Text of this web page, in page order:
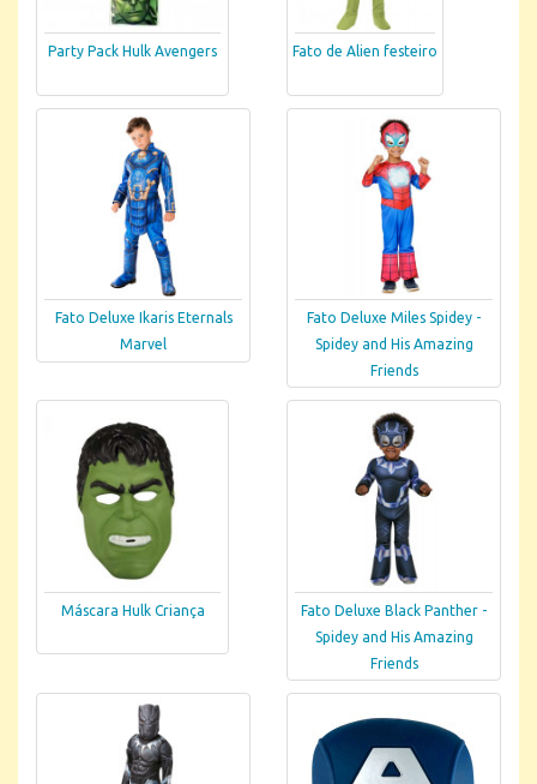
Party Pack Hulk Avengers Fato de Alien festeiro
Fato Deluxe Ikaris Eternals
Marvel
Fato Deluxe Miles Spidey -
Spidey and His Amazing
Friends
Máscara Hulk Criança
Fato Deluxe Black Panther -
Spidey and His Amazing
Friends